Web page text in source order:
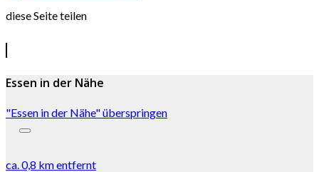
diese Seite teilen
Essen in der Nähe
"Essen in der Nähe" überspringen
ca.0,8 kmentfernt